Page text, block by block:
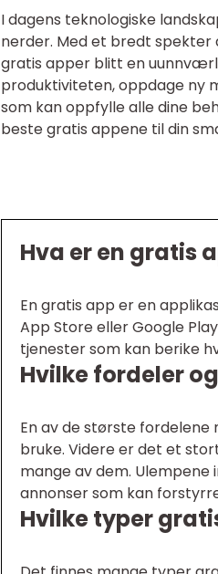
I dagens teknologiske
nerder. Med et bredt spekter
gratis apper blitt en
produktiviteten, oppdage ny
som kan oppfylle alle dine
beste gratis appene til din
Hva er en gratis
En gratis app er en
App Store eller Google
tjenester som kan berike
Hvilke fordeler
En av de største
bruke. Videre er det et
mange av dem.
annonser som kan
Hvilke typer